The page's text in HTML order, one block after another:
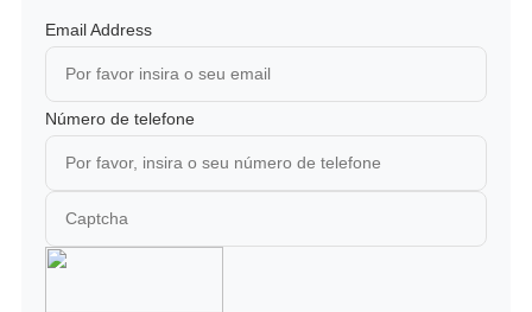
Email Address
Número de telefone